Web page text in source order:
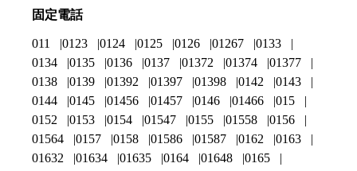
固定電話
011 0123 0124 0125 0126 01267
0133
0134
0135 0136 0137 01372 01374
01377
0138
0139 01392 01397 01398 0142
0143
0144
0145 01456 01457 0146 01466
015
0152
0153 0154 01547 0155 01558
0156
01564
0157 0158 01586 01587 0162
0163
01632
01634 01635 0164 01648
0165